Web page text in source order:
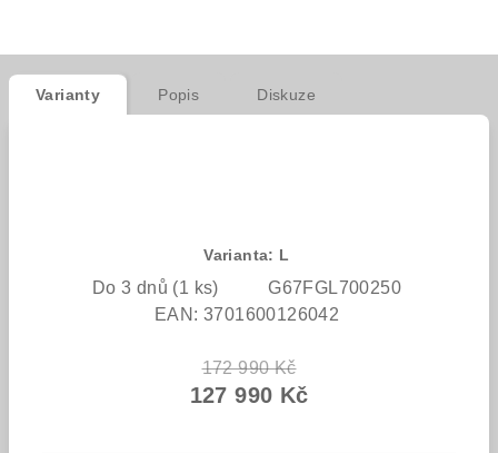
Varianty Popis Diskuze
Varianta: L
Do 3 dnů (1 ks)
G67FGL700250
EAN: 3701600126042
172 990 Kč
127 990 Kč